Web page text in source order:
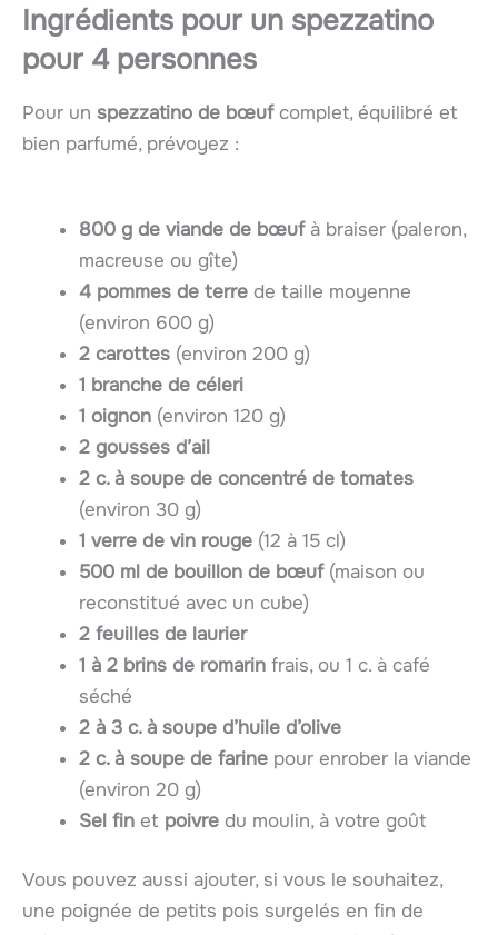
Ingrédients pour un spezzatino
pour 4 personnes
Pour un spezzatino de bœufcomplet, équilibré et
bien parfumé, prévoyez :
800 g de viande de bœufà braiser (paleron,
macreuse ou gîte)
4 pommes de terre de taille moyenne
(environ 600 g)
2 carottes (environ 200 g)
1 branche de céleri
1 oignon (environ 120 g)
2 gousses d’ail
2 c. à soupe de concentré de tomates
(environ 30 g)
1 verre de vin rouge (12 à 15 cl)
500 ml de bouillon de bœuf(maison ou
reconstitué avec un cube)
2 feuilles de laurier
1 à 2 brins de romarin frais, ou 1 c. à café
séché
2 à 3 c. à soupe d’huile d’olive
2 c. à soupe de farine pour enrober la viande
(environ 20 g)
Sel fin et poivre du moulin, à votre goût
Vous pouvez aussi ajouter, si vous le souhaitez,
une poignée de petits pois surgelés en fin de